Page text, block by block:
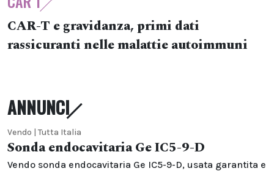
CAR-T e gravidanza, primi dati
rassicuranti nelle malattie autoimmuni
ANNUNCI
Vendo | Tutta Italia
Sonda endocavitaria Ge IC5-9-D
Vendo sonda endocavitaria Ge IC5-9-D, usata garantita e